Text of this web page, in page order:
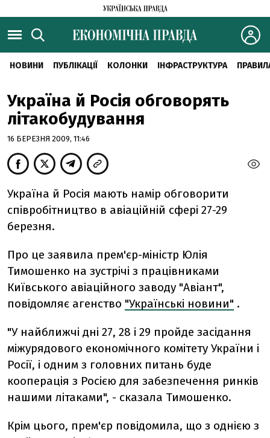
НОВИНИ ПУБЛІКАЦІЇ КОЛОНКИ ІНФРАСТРУКТУРА
Україна й Росія обговорять
літакобудування
16 БЕРЕЗНЯ 2009, 11:46
Україна й Росія мають намір обговорити
співробітництво в авіаційній сфері 27-29
березня.
Про це заявила прем'єр-міністр Юлія
Тимошенко на зустрічі з працівниками
Київського авіаційного заводу "Авіант",
повідомляє агенство "Українські новини" .
"У найближчі дні 27, 28 і 29 пройде засідання
міжурядового економічного комітету України і
Росії, і одним з головних питань буде
кооперація з Росією для забезпечення ринків
нашими літаками", - сказала Тимошенко.
Крім цього, прем'єр повідомила, що з однією з